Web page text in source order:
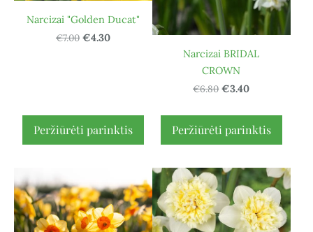
Narcizai "Golden Ducat"
€7.00 €4.30
Peržiūrėti parinktis
Narcizai BRIDAL
CROWN
€6.80 €3.40
Peržiūrėti parinktis